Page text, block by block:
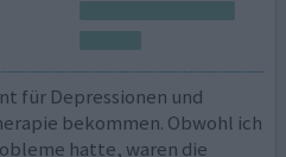
für Depressionen und
bekommen. Obwohl ich
hatte, waren die